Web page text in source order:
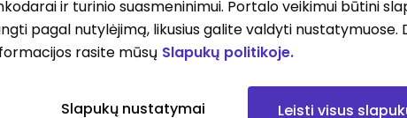
Užsakymų komplektuotojas (-a) Vilniuje (Gariūnai)
ir turinio suasmeninimui. Portalo veikimui būtini
pagal nutylėjimą, likusius galite valdyti nustatymuose.
rasite mūsų Slapukų politikoje.
Slapukų nustatymai Leisti visus